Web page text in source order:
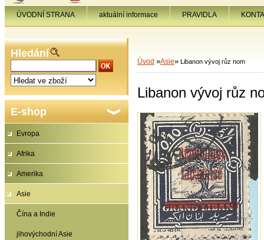
ÚVODNÍ STRANA aktuální informace PRAVIDLA
Hledání
E-shop
Evropa
Afrika
Amerika
Asie
Čína a Indie
jihovýchodní Asie
Úvod »Asie» Libanon vývoj růz nom
Libanon vývoj růz